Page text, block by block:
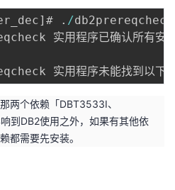
] # . /
实用程序已确认所有安
实用程序未能找到以下
两个依赖「DBT3533I、
到DB2使用之外，如果有其他依
都需要先安装。